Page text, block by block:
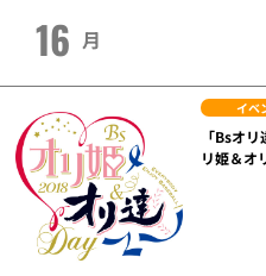
16 月
イベ
「Bsオ
リ姫＆オ